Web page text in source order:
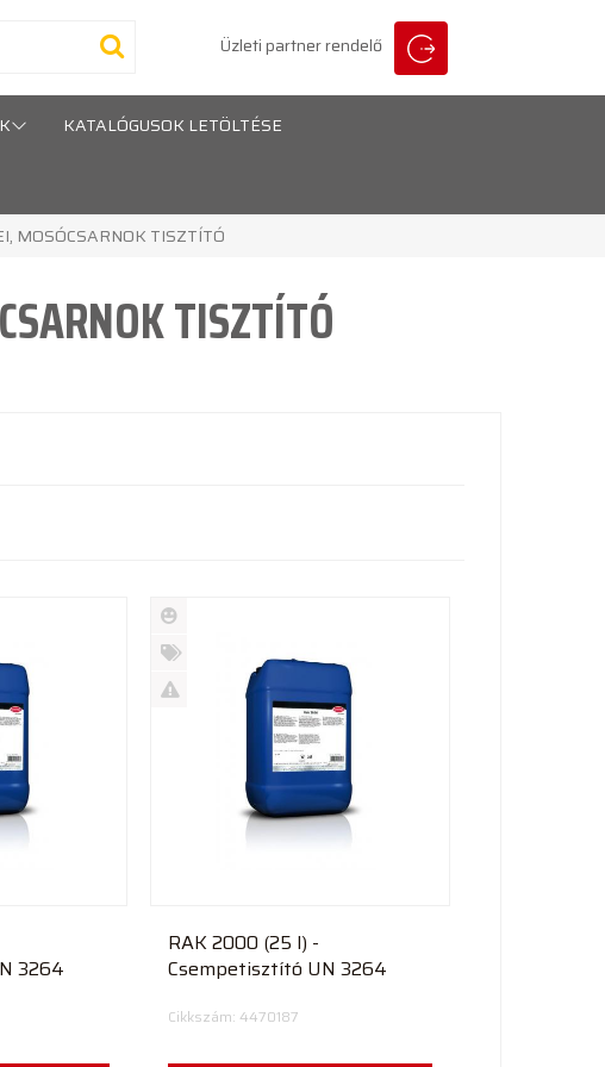
Üzleti partner rendelő
KATALÓGUSOK LETÖLTÉSE
MOSÓCSARNOK TISZTÍTÓ
TISZTÍTÓ
3264
Új
termék
%
RAK 2000 (25 l) -
Csempetisztító UN 3264
Cikkszám: 4470187